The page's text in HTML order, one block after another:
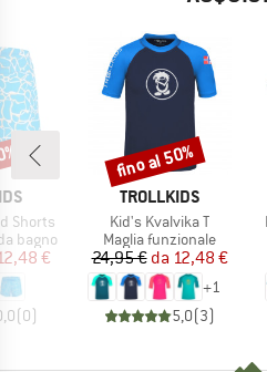
Shorts
bagno
ridotto
€
(0)
MARCHIO
TROLLKIDS
Articolo
Kid's Kvalvika T
Gruppo di prodotti
Maglia funzionale
Prezzo
24,95 € Prezzo ridotto
da 12,48 €
+1
5,0(3)
Sconto
fino al 50%